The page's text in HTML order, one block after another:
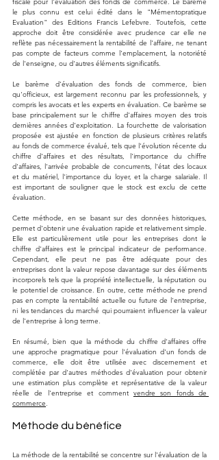
le plus connu est celui édité dans le "Mémentopratique
Evaluation" des Editions Francis Lefebvre. Toutefois, cette
approche doit être considérée avec prudence car elle ne
reflète pas nécessairement la rentabilité de l'affaire, ne tenant
pas compte de facteurs comme l'emplacement, la notoriété
de l'enseigne, ou d'autres éléments significatifs​​.
Le barème d'évaluation des fonds de commerce, bien
qu'officieux, est largement reconnu par les professionnels, y
compris les avocats et les experts en évaluation. Ce barème se
base principalement sur le chiffre d'affaires moyen des trois
dernières années d'exploitation. La fourchette de valorisation
proposée est ajustée en fonction de plusieurs critères relatifs
au fonds de commerce évalué, tels que l'évolution récente du
chiffre d'affaires et des résultats, l'importance du chiffre
d'affaires, l'arrivée probable de concurrents, l'état des locaux
et du matériel, l'importance du loyer, et la charge salariale. Il
est important de souligner que le stock est exclu de cette
évaluation​​.
Cette méthode, en se basant sur des données historiques,
permet d'obtenir une évaluation rapide et relativement simple.
Elle est particulièrement utile pour les entreprises dont le
chiffre d'affaires est le principal indicateur de performance.
Cependant, elle peut ne pas être adéquate pour des
entreprises dont la valeur repose davantage sur des éléments
incorporels tels que la propriété intellectuelle, la réputation ou
le potentiel de croissance. En outre, cette méthode ne prend
pas en compte la rentabilité actuelle ou future de l'entreprise,
ni les tendances du marché qui pourraient influencer la valeur
de l'entreprise à long terme.
En résumé, bien que la méthode du chiffre d'affaires offre
une approche pragmatique pour l'évaluation d'un fonds de
commerce, elle doit être utilisée avec discernement et
complétée par d'autres méthodes d'évaluation pour obtenir
une estimation plus complète et représentative de la valeur
réelle de l'entreprise et comment vendre son fonds de
commerce.
Méthode du bénéfice
La méthode de la rentabilité se concentre sur l'évaluation de la